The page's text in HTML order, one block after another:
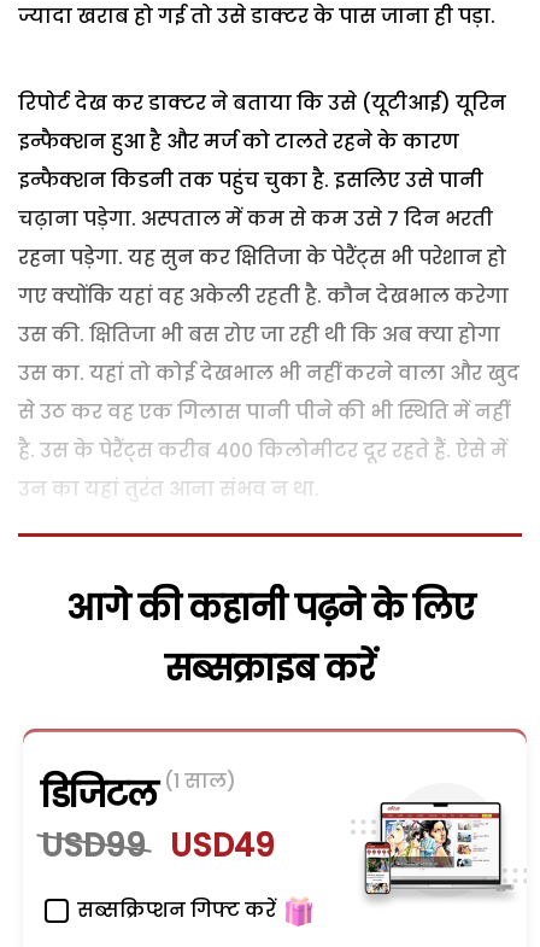
ज्यादा खराब हो गई तो उसे डाक्टर के पास जाना ही पड़ा.
रिपोर्ट देख कर डाक्टर ने बताया कि उसे (यूटीआई) यूरिन
इन्फैक्शन हुआ है और मर्ज को टालते रहने के कारण
इन्फैक्शन किडनी तक पहुंच चुका है. इसलिए उसे पानी
चढ़ाना पड़ेगा. अस्पताल में कम से कम उसे 7 दिन भरती
रहना पड़ेगा. यह सुन कर क्षितिजा के पेरैंट्स भी परेशान हो
गए क्योंकि यहां वह अकेली रहती है. कौन देखभाल करेगा
उस की. क्षितिजा भी बस रोए जा रही थी कि अब क्या होगा
उस का. यहां तो कोई देखभाल भी नहीं करने वाला और खुद
से उठ कर वह एक गिलास पानी पीने की भी स्थिति में नहीं
है. उस के पेरैंट्स करीब 400 किलोमीटर दूर रहते हैं. ऐसे में
उन का यहां तुरंत आना संभव न था.
आगे की कहानी पढ़ने के लिए
सब्सक्राइब करें
डिजिटल (1 साल)
USD99 USD49
सब्सक्रिप्शन गिफ्ट करें